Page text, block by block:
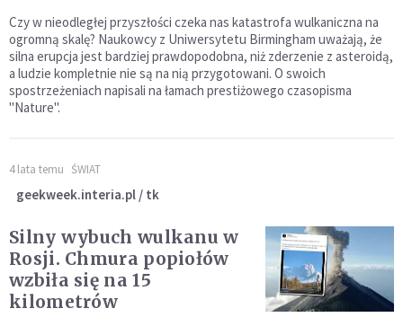
Czy w nieodległej przyszłości czeka nas katastrofa wulkaniczna na
ogromną skalę? Naukowcy z Uniwersytetu Birmingham uważają, że
silna erupcja jest bardziej prawdopodobna, niż zderzenie z asteroidą,
a ludzie kompletnie nie są na nią przygotowani. O swoich
spostrzeżeniach napisali na łamach prestiżowego czasopisma
"Nature".
4 lata temu ŚWIAT
geekweek.interia.pl / tk
Silny wybuch wulkanu w
Rosji. Chmura popiołów
wzbiła się na 15
kilometrów